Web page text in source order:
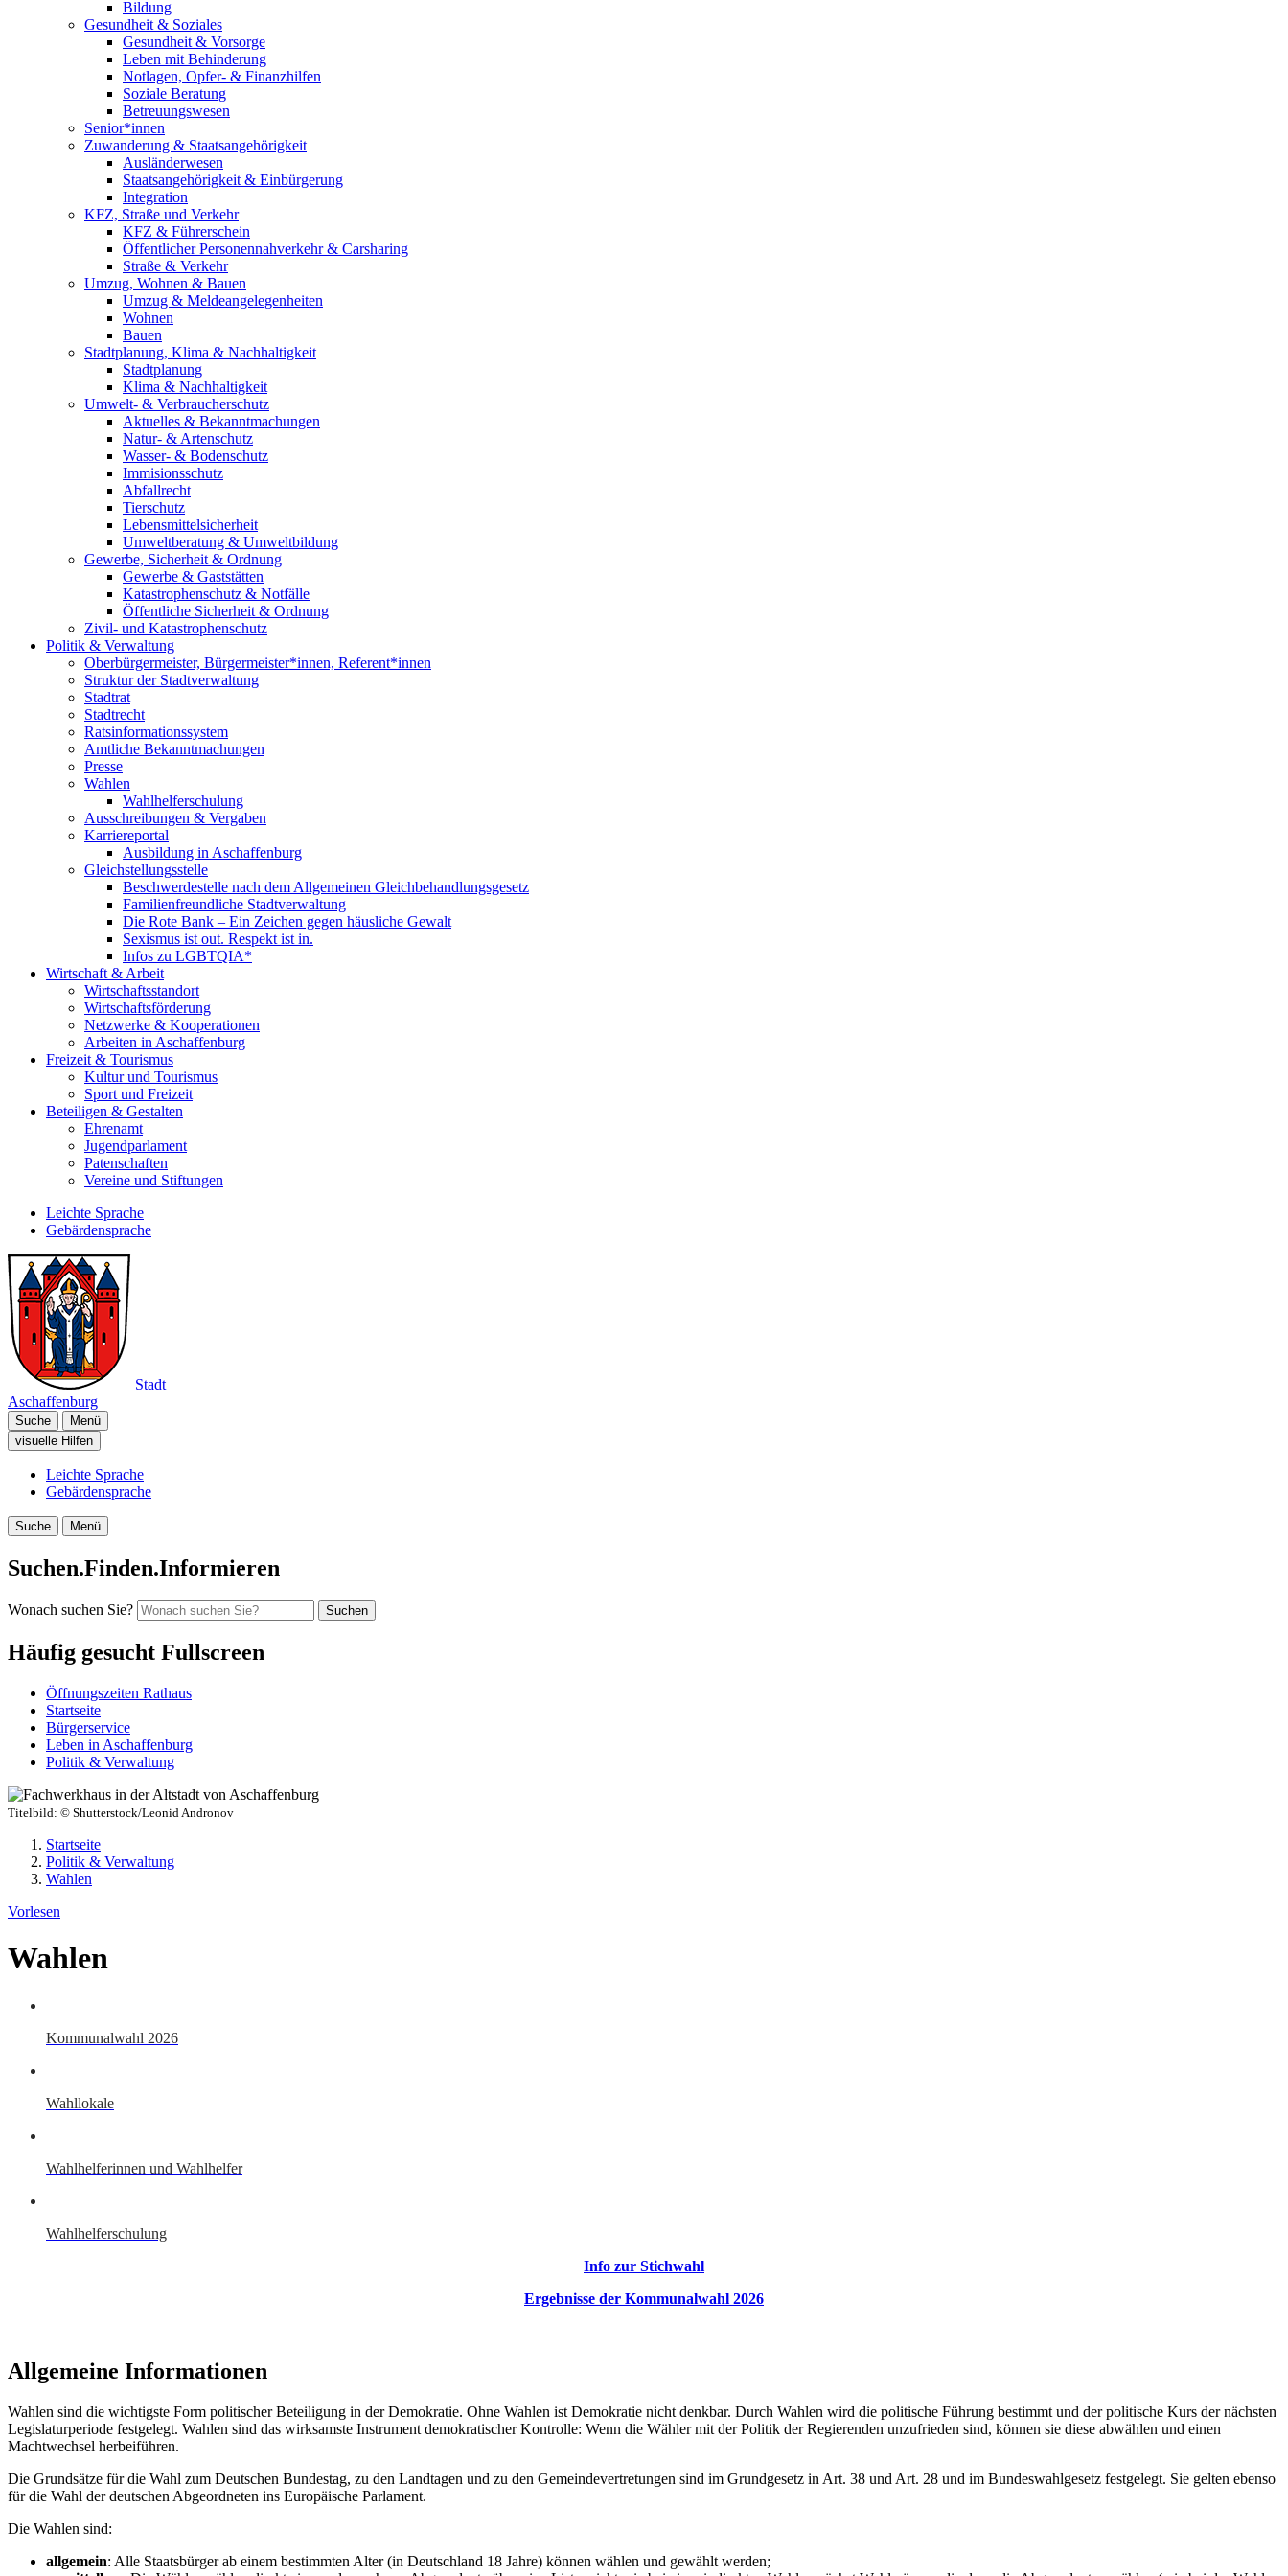
Bildung
Gesundheit & Soziales
Gesundheit & Vorsorge
Leben mit Behinderung
Notlagen, Opfer- & Finanzhilfen
Soziale Beratung
Betreuungswesen
Senior*innen
Zuwanderung & Staatsangehörigkeit
Ausländerwesen
Staatsangehörigkeit & Einbürgerung
Integration
KFZ, Straße und Verkehr
KFZ & Führerschein
Öffentlicher Personennahverkehr & Carsharing
Straße & Verkehr
Umzug, Wohnen & Bauen
Umzug & Meldeangelegenheiten
Wohnen
Bauen
Stadtplanung, Klima & Nachhaltigkeit
Stadtplanung
Klima & Nachhaltigkeit
Umwelt- & Verbraucherschutz
Aktuelles & Bekanntmachungen
Natur- & Artenschutz
Wasser- & Bodenschutz
Immisionsschutz
Abfallrecht
Tierschutz
Lebensmittelsicherheit
Umweltberatung & Umweltbildung
Gewerbe, Sicherheit & Ordnung
Gewerbe & Gaststätten
Katastrophenschutz & Notfälle
Öffentliche Sicherheit & Ordnung
Zivil- und Katastrophenschutz
Politik & Verwaltung
Oberbürgermeister, Bürgermeister*innen, Referent*innen
Struktur der Stadtverwaltung
Stadtrat
Stadtrecht
Ratsinformationssystem
Amtliche Bekanntmachungen
Presse
Wahlen
Wahlhelferschulung
Ausschreibungen & Vergaben
Karriereportal
Ausbildung in Aschaffenburg
Gleichstellungsstelle
Beschwerdestelle nach dem Allgemeinen Gleichbehandlungsgesetz
Familienfreundliche Stadtverwaltung
Die Rote Bank – Ein Zeichen gegen häusliche Gewalt
Sexismus ist out. Respekt ist in.
Infos zu LGBTQIA*
Wirtschaft & Arbeit
Wirtschaftsstandort
Wirtschaftsförderung
Netzwerke & Kooperationen
Arbeiten in Aschaffenburg
Freizeit & Tourismus
Kultur und Tourismus
Sport und Freizeit
Beteiligen & Gestalten
Ehrenamt
Jugendparlament
Patenschaften
Vereine und Stiftungen
Leichte Sprache
Gebärdensprache
Stadt
Aschaffenburg
Suche
Menü
visuelle Hilfen
Leichte Sprache
Gebärdensprache
Suche Menü
Suchen.Finden.Informieren
Wonach suchen Sie? Suchen
Häufig gesucht Fullscreen
Öffnungszeiten Rathaus
Startseite
Bürgerservice
Leben in Aschaffenburg
Politik & Verwaltung
Titelbild: © Shutterstock/Leonid Andronov
Startseite
Politik & Verwaltung
Wahlen
Vorlesen
Wahlen
Kommunalwahl 2026
Wahllokale
Wahlhelferinnen und Wahlhelfer
Wahlhelferschulung
Info zur Stichwahl
Ergebnisse der Kommunalwahl 2026
Allgemeine Informationen
Wahlen sind die wichtigste Form politischer Beteiligung in der Demokratie. Ohne Wahlen ist Demokratie nicht denkbar. Durch Wahlen wird die politische Führung bestimmt und der politische Kurs der nächsten
Legislaturperiode festgelegt. Wahlen sind das wirksamste Instrument demokratischer Kontrolle: Wenn die Wähler mit der Politik der Regierenden unzufrieden sind, können sie diese abwählen und einen
Machtwechsel herbeiführen.
Die Grundsätze für die Wahl zum Deutschen Bundestag, zu den Landtagen und zu den Gemeindevertretungen sind im Grundgesetz in Art. 38 und Art. 28 und im Bundeswahlgesetz festgelegt. Sie gelten ebenso
für die Wahl der deutschen Abgeordneten ins Europäische Parlament.
Die Wahlen sind:
allgemein: Alle Staatsbürger ab einem bestimmten Alter (in Deutschland 18 Jahre) können wählen und gewählt werden;